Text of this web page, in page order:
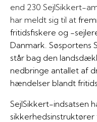
end 230 SejlSikkert-
har meldt sig til at
fritidsfiskere og -
Danmark. Søsportens
står bag den
nedbringe antallet af
hændelser blandt
SejlSikkert-indsatsen